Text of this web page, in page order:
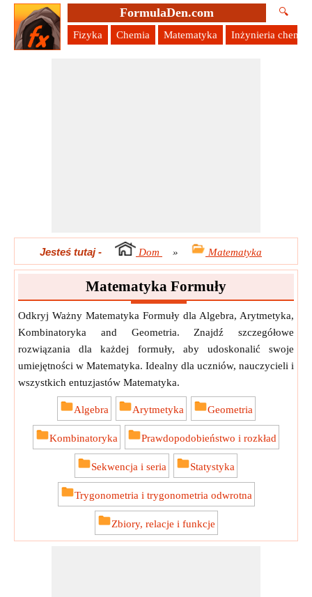
FormulaDen.com 🔍
Fizyka Chemia Matematyka Inżynieria
Jesteś tutaj- Dom » Matematyka
Matematyka Formuły
Odkryj Ważny Matematyka Formuły dla Algebra, Arytmetyka,
Kombinatoryka and Geometria. Znajdź szczegółowe
rozwiązania dla każdej formuły, aby udoskonalić swoje
umiejętności w Matematyka. Idealny dla uczniów, nauczycieli i
wszystkich entuzjastów Matematyka.
Algebra Arytmetyka Geometria
Kombinatoryka Prawdopodobieństwo i rozkład
Sekwencja i seria Statystyka
Trygonometria i trygonometria odwrotna
Zbiory, relacje i funkcje